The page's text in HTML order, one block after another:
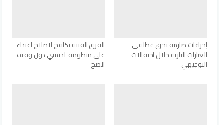
إجراءات صارمة بحق مطلقي
العيارات النارية خلال احتفالات
التوجيهي
الفرق الفنية تكافح لاصلاح اعتداء
على منظومة الديسي دون وقف
الضخ